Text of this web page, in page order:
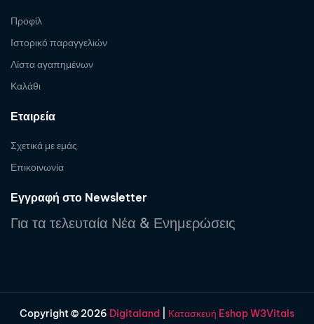
Προφίλ
Ιστορικό παραγγελιών
Λίστα αγαπημένων
Καλάθι
Εταιρεία
Σχετικά με εμάς
Επικοινωνία
Εγγραφή στο Newsletter
Για τα τελευταία Νέα & Ενημερώσεις
Copyright © 2026 Digitaland Κατασκευή Eshop W3Vitals